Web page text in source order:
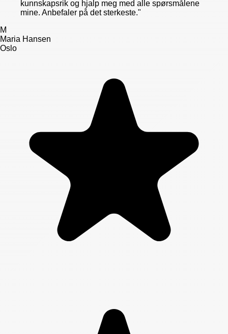
kunnskapsrik og hjalp meg med alle spørsmålene
mine. Anbefaler på det sterkeste."
M
Maria Hansen
Oslo